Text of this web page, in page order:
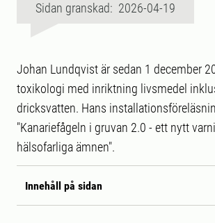
Sidan granskad: 2026-04-19
Johan Lundqvist är sedan 1 december
toxikologi med inriktning livsmedel
dricksvatten. Hans
"Kanariefågeln i gruvan 2.0 - ett nytt
hälsofarliga ämnen".
Innehåll på sidan